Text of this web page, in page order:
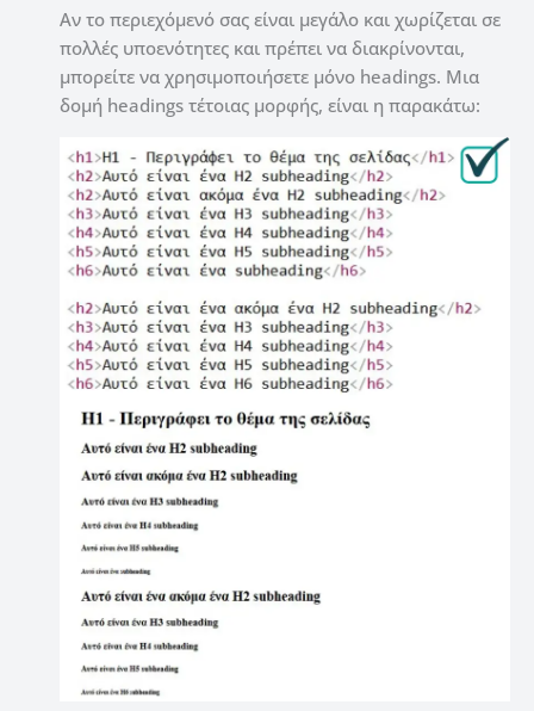
Αν το περιεχόμενό σας είναι μεγάλο και χωρίζεται σε
πολλές υποενότητες και πρέπει να διακρίνονται,
μπορείτε να χρησιμοποιήσετε μόνο headings. Μια
δομή headings τέτοιας μορφής, είναι η παρακάτω: